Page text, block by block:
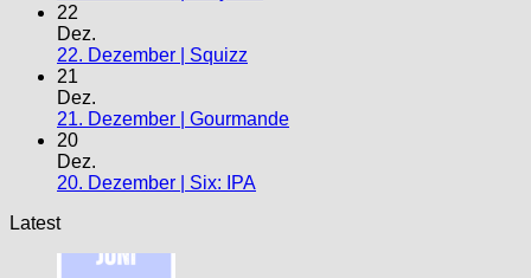
22
Dez.
22. Dezember | Squizz
21
Dez.
21. Dezember | Gourmande
20
Dez.
20. Dezember | Six: IPA
Latest